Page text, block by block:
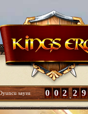
sayısı 0 0 2 2 9